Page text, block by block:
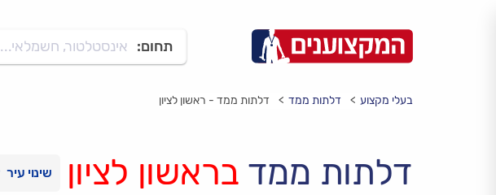
תחום: אינסטלטור, חשמלאי...
בעלי מקצוע דלתות ממד דלתות ממד - ראשון לציון
דלתות ממד בראשון לציון